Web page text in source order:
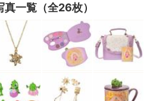
一覧（全26枚）